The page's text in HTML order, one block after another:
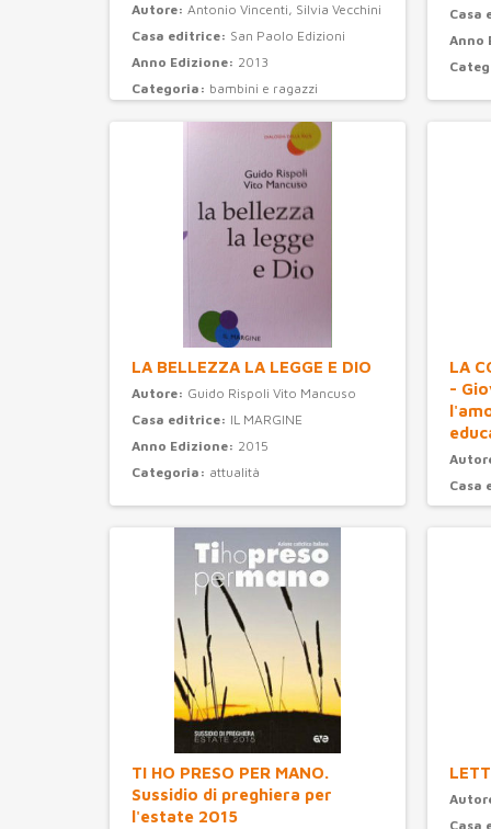
Autore: Antonio Vincenti, Silvia Vecchini
Casa editrice: San Paolo Edizioni
Anno Edizione: 2013
Categoria: bambini e ragazzi
Casa
Anno
LA BELLEZZA LA LEGGE E DIO
Autore: Guido Rispoli Vito Mancuso
Casa editrice: IL MARGINE
Anno Edizione: 2015
Categoria: attualità
LA
-
Casa
Anno
TI HO PRESO PER MANO.
Sussidio di preghiera per
l'estate 2015
Casa